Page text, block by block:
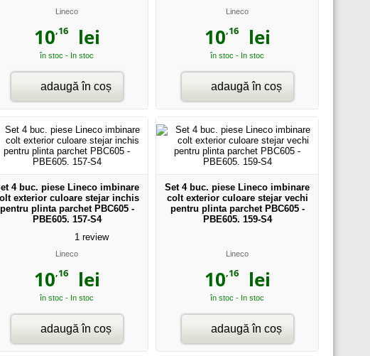
Lineco
10,16lei
în stoc - In stoc
adaugă în coș
Lineco
10,16lei
în stoc - In stoc
adaugă în coș
4 buc. piese Lineco imbinare
exterior culoare stejar inchis
pentru plinta parchet PBC605 -
PBE605. 157-S4
1 review
Lineco
10,16lei
în stoc - In stoc
adaugă în coș
Set 4 buc. piese Lineco imbinare
colt exterior culoare stejar vechi
pentru plinta parchet PBC605 -
PBE605. 159-S4
Lineco
10,16lei
în stoc - In stoc
adaugă în coș